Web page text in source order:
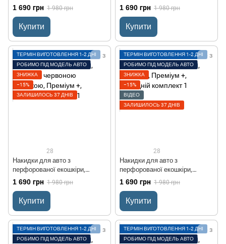
з чорним рядком, Преміум +,
Передній комплект
1 690 грн 1 980 грн
Купити
коричневі з коричневої рядком,
Преміум +, Передній комплект
1 690 грн 1 980 грн
Купити
ТЕРМІН ВИГОТОВЛЕННЯ 1-2 ДНІ
РОБИМО ПІД МОДЕЛЬ АВТО
ЗНИЖКА
−15%
ЗАЛИШИЛОСЬ 37 ДНІВ
28
Накидки для авто з
перфорованої екошкіри,
Чорний з червоною строчкою,
Преміум +, Передній комплект
1 690 грн 1 980 грн
Купити
ТЕРМІН ВИГОТОВЛЕННЯ 1-2 ДНІ
РОБИМО ПІД МОДЕЛЬ АВТО
ЗНИЖКА
−15%
ВІДЕО
ЗАЛИШИЛОСЬ 37 ДНІВ
28
Накидки для авто з
перфорованої екошкіри,
Бежевий, Преміум +, Передній
комплект
1 690 грн 1 980 грн
Купити
ТЕРМІН ВИГОТОВЛЕННЯ 1-2 ДНІ
РОБИМО ПІД МОДЕЛЬ АВТО
ТЕРМІН ВИГОТОВЛЕННЯ 1-2 ДНІ
РОБИМО ПІД МОДЕЛЬ АВТО